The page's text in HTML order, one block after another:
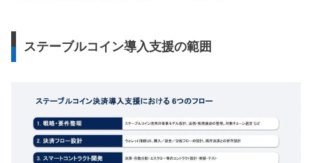
ステーブルコイン導入支援の範囲